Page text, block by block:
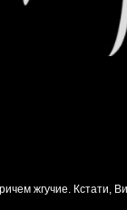
жгучие. Кстати,